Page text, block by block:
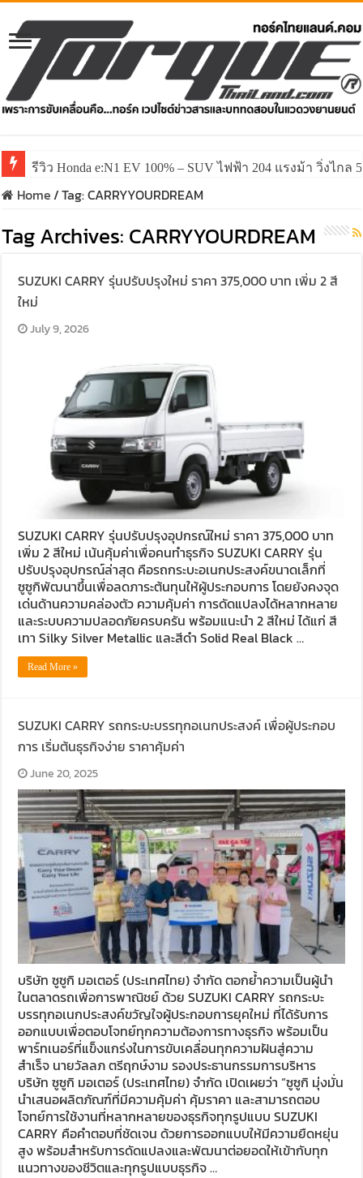
รีวิว Honda e:N1 EV 100% – SUV ไฟฟ้า 204 แรงม้า วิ่งไกล
รีวิว ลองขับ All New GWM HAVAL H6 ปรับโฉมหน้าใหม่
Home/Tag:CARRYYOURDREAM
Tag Archives: CARRYYOURDREAM
SUZUKI CARRY รุ่นปรับปรุงใหม่ ราคา 375,000 บาท เพิ่ม 2 สี
ใหม่
July 9, 2026
SUZUKI CARRY รุ่นปรับปรุงอุปกรณ์ใหม่ ราคา 375,000 บาท
เพิ่ม 2 สีใหม่ เน้นคุ้มค่าเพื่อคนทำธุรกิจ SUZUKI CARRY รุ่น
ปรับปรุงอุปกรณ์ล่าสุด คือรถกระบะอเนกประสงค์ขนาดเล็กที่
ซูซูกิพัฒนาขึ้นเพื่อลดภาระต้นทุนให้ผู้ประกอบการ โดยยังคงจุด
เด่นด้านความคล่องตัว ความคุ้มค่า การดัดแปลงได้หลากหลาย
และระบบความปลอดภัยครบครัน พร้อมแนะนำ 2 สีใหม่ ได้แก่ สี
เทา Silky Silver Metallic และสีดำ Solid Real Black …
Read More »
SUZUKI CARRY รถกระบะบรรทุกอเนกประสงค์ เพื่อผู้ประกอบ
การ เริ่มต้นธุรกิจง่าย ราคาคุ้มค่า
June 20, 2025
บริษัท ซูซูกิ มอเตอร์ (ประเทศไทย) จำกัด ตอกย้ำความเป็นผู้นำ
ในตลาดรถเพื่อการพาณิชย์ ด้วย SUZUKI CARRY รถกระบะ
บรรทุกอเนกประสงค์ขวัญใจผู้ประกอบการยุคใหม่ ที่ได้รับการ
ออกแบบเพื่อตอบโจทย์ทุกความต้องการทางธุรกิจ พร้อมเป็น
พาร์ทเนอร์ที่แข็งแกร่งในการขับเคลื่อนทุกความฝันสู่ความ
สำเร็จ นายวัลลภ ตรีฤกษ์งาม รองประธานกรรมการบริหาร
บริษัท ซูซูกิ มอเตอร์ (ประเทศไทย) จำกัด เปิดเผยว่า “ซูซูกิ มุ่งมั่น
นำเสนอผลิตภัณฑ์ที่มีความคุ้มค่า คุ้มราคา และสามารถตอบ
โจทย์การใช้งานที่หลากหลายของธุรกิจทุกรูปแบบ SUZUKI
CARRY คือคำตอบที่ชัดเจน ด้วยการออกแบบให้มีความยืดหยุ่น
สูง พร้อมสำหรับการดัดแปลงและพัฒนาต่อยอดให้เข้ากับทุก
แนวทางของชีวิตและทุกรูปแบบธุรกิจ …